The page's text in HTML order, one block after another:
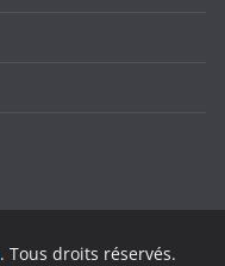
. Tous droits réservés.